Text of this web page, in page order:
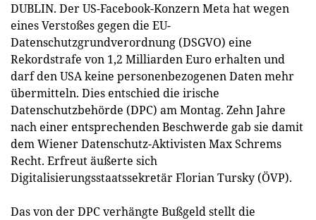
DUBLIN. Der US-Facebook-Konzern Meta hat wegen
eines Verstoßes gegen die EU-
Datenschutzgrundverordnung (DSGVO) eine
Rekordstrafe von 1,2 Milliarden Euro erhalten und
darf den USA keine personenbezogenen Daten mehr
übermitteln. Dies entschied die irische
Datenschutzbehörde (DPC) am Montag. Zehn Jahre
nach einer entsprechenden Beschwerde gab sie damit
dem Wiener Datenschutz-Aktivisten Max Schrems
Recht. Erfreut äußerte sich
Digitalisierungsstaatssekretär Florian Tursky (ÖVP).
Das von der DPC verhängte Bußgeld stellt die